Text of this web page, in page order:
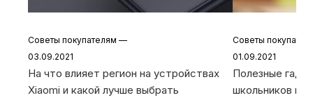
Советы покупателям —
03.09.2021
На что влияет регион на устройствах
Xiaomi и какой лучше выбрать
Советы
01.09.2021
Полезные
школьников и